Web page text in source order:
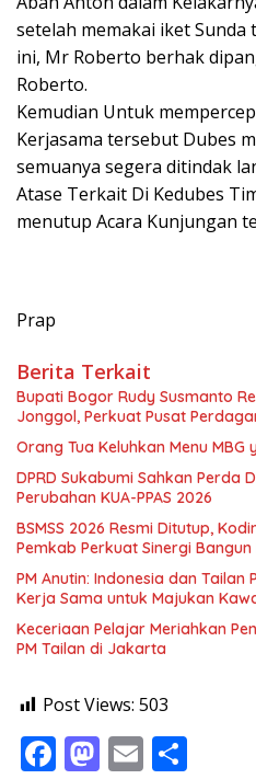
setelah memakai iket
ini, Mr Roberto berhak
Roberto.
Kemudian Untuk
Kerjasama tersebut Dubes
semuanya segera ditindak
Atase Terkait Di Kedubes
menutup Acara Kunjungan
Prap
Berita Terkait
Bupati Bogor Rudy Susmanto
Jonggol, Perkuat Pusat
Orang Tua Keluhkan Menu MBG
DPRD Sukabumi Sahkan Perda
Perubahan KUA-PPAS 2026
BSMSS 2026 Resmi Ditutup,
Pemkab Perkuat Sinergi Bangun
PM Anutin: Indonesia dan Tailan
Kerja Sama untuk Majukan
Keceriaan Pelajar Meriahkan
PM Tailan di Jakarta
Post Views: 503
F M E